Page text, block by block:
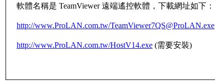
軟體名稱是 TeamViewer 遠端遙控軟體，下載網址如下：
http://www.ProLAN.com.tw/TeamViewer7QS@ProLAN.exe
http://www.ProLAN.com.tw/HostV14.exe (需要安裝)